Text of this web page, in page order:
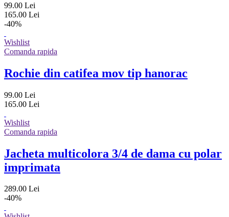
99.00 Lei
165.00 Lei
-40%
Wishlist
Comanda rapida
Rochie din catifea mov tip hanorac
99.00 Lei
165.00 Lei
Wishlist
Comanda rapida
Jacheta multicolora 3/4 de dama cu polar
imprimata
289.00 Lei
-40%